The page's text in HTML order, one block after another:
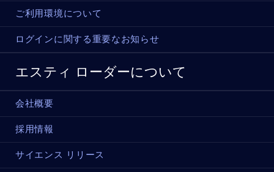
ご利用環境について
ログインに関する重要なお知らせ
エスティ ローダーについて
会社概要
採用情報
サイエンス リリース